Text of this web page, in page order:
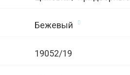
Бежевый
19052/19